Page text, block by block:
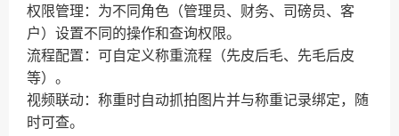
权限管理：为不同角色（管理员、财务、司磅员、客
户）设置不同的操作和查询权限。
流程配置：可自定义称重流程（先皮后毛、先毛后皮
等）。
视频联动：称重时自动抓拍图片并与称重记录绑定，随
时可查。